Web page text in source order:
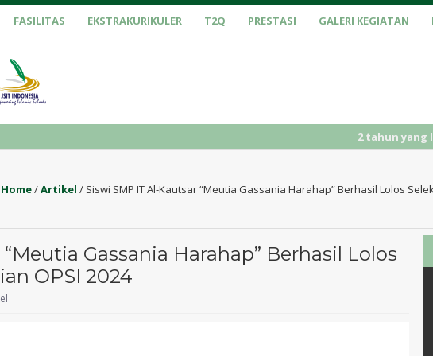
FASILITAS EKSTRAKURIKULER T2Q PRESTASI GALERI KEGIATAN
2 tahun yang lalu/
/Artikel / Siswi SMP IT Al-Kautsar “Meutia Gassania Harahap” Berhasil Lolos
Gassania Harahap” Berhasil Lolos
OPSI 2024